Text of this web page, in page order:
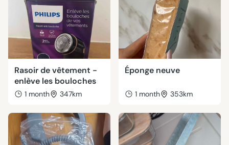
Rasoir de vêtement -
enlève les bouloches
1 month 347km
Éponge neuve
1 month 353km